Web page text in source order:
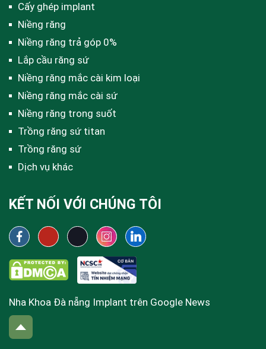
Cấy ghép implant
Niềng răng
Niềng răng trả góp 0%
Lắp cầu răng sứ
Niềng răng mắc cài kim loại
Niềng răng mắc cài sứ
Niềng răng trong suốt
Trồng răng sứ titan
Trồng răng sứ
Dịch vụ khác
KẾT NỐI VỚI CHÚNG TÔI
Nha Khoa Đà nẵng Implant trên Google News